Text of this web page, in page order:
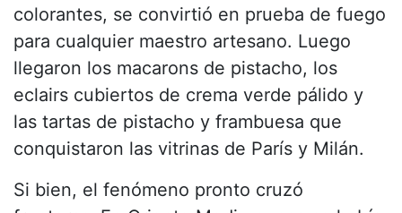
colorantes, se convirtió en prueba de fuego
para cualquier maestro artesano. Luego
llegaron los macarons de pistacho, los
eclairs cubiertos de crema verde pálido y
las tartas de pistacho y frambuesa que
conquistaron las vitrinas de París y Milán.
Si bien, el fenómeno pronto cruzó